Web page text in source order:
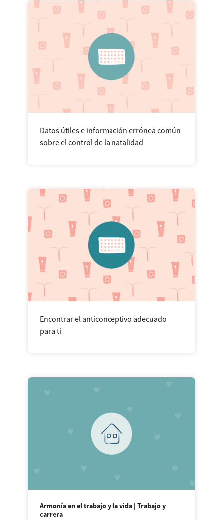
Datos útiles e información errónea común
sobre el control de la natalidad
Encontrar el anticonceptivo adecuado
para ti
Armonía en el trabajo y la vida | Trabajo y
carrera